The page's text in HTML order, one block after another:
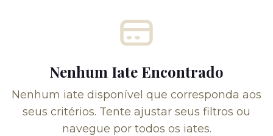
Nenhum Iate Encontrado
Nenhum iate disponível que corresponda aos
seus critérios. Tente ajustar seus filtros ou
navegue por todos os iates.